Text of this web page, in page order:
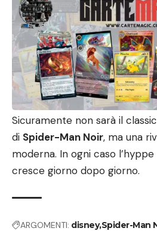
Sicuramente non sarà il
di Spider-Man Noir, ma una
moderna. In ogni caso
cresce giorno dopo giorno.
ARGOMENTI: disneySpider-Man